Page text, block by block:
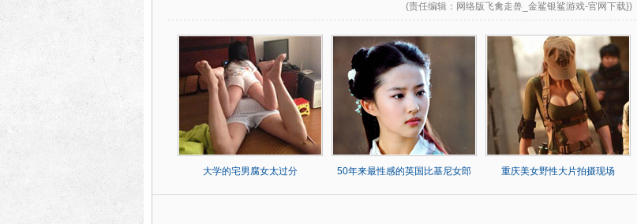
(责任编辑 ：网络版飞禽走兽_金鲨银鲨游戏-官网下载})
大学的宅男腐女太过分 50年来最性感的英国比基尼女郎 重庆美女野性大片拍摄现场